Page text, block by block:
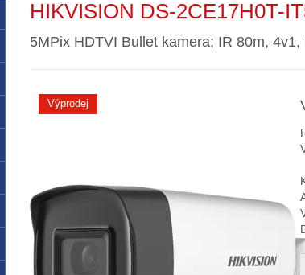
HIKVISION DS-2CE17H0T-
5MPix HDTVI Bullet kamera; IR 80m, 4v1,
Výprodej